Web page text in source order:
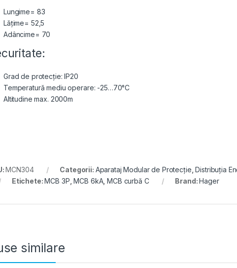
Lungime= 83
Lățime= 52,5
Adâncime= 70
Grad de protecție: IP20
Temperatură mediu operare: -25…70°C
Altitudine max. 2000m
MCN304 Categorii: Aparataj Modular de Protecție,Distribuția
Etichete:MCB 3P,MCB 6kA,MCB curbă C Brand:Hager
similare